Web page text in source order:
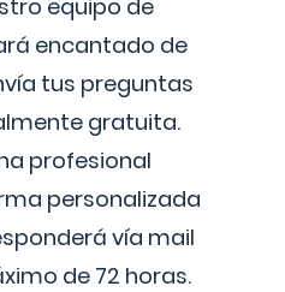
equipo de
encantado de
tus preguntas
gratuita.
profesional
personalizada
vía mail
de 72 horas.